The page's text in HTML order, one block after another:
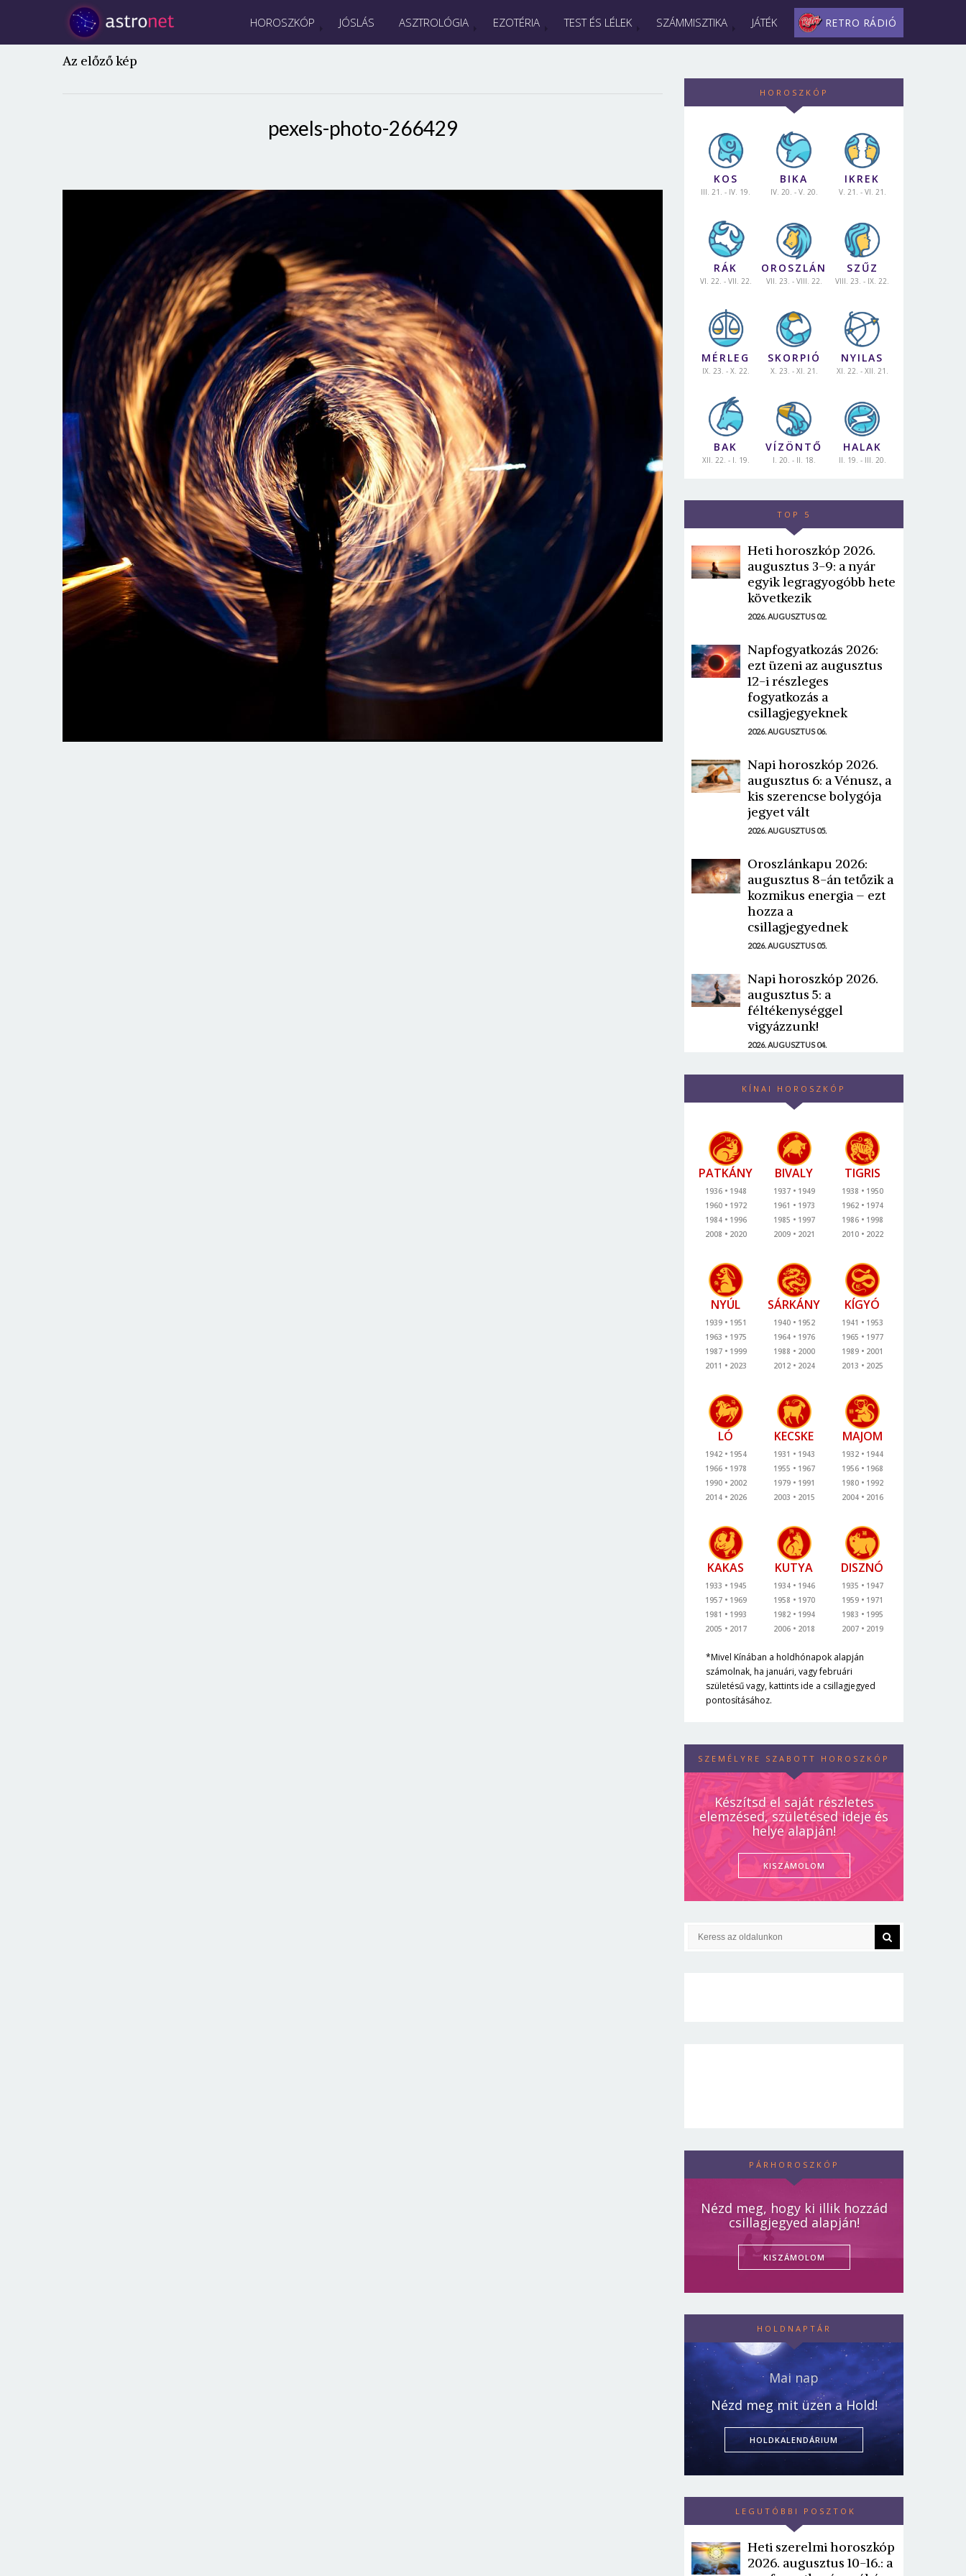
HOROSZKÓP JÓSLÁS ASZTROLÓGIA EZOTÉRIA TEST ÉS LÉLEK SZÁMMISZTIKA JÁTÉK RETRO RÁDIÓ
Az előző kép
pexels-photo-266429
HOROSZKÓP
KOS
III. 21. - IV. 19.
BIKA
IV. 20. - V. 20.
IKREK
V. 21. - VI. 21.
RÁK
VI. 22. - VII. 22.
OROSZLÁN
VII. 23. - VIII. 22.
SZŰZ
VIII. 23. - IX. 22.
MÉRLEG
IX. 23. - X. 22.
SKORPIÓ
X. 23. - XI. 21.
NYILAS
XI. 22. - XII. 21.
BAK
XII. 22. - I. 19.
VÍZÖNTŐ
I. 20. - II. 18.
HALAK
II. 19. - III. 20.
TOP 5
Heti horoszkóp 2026.
augusztus 3-9: a nyár
egyik legragyogóbb hete
következik
2026. AUGUSZTUS 02.
Napfogyatkozás 2026:
ezt üzeni az augusztus
12-i részleges
fogyatkozás a
csillagjegyeknek
2026. AUGUSZTUS 06.
Napi horoszkóp 2026.
augusztus 6: a Vénusz, a
kis szerencse bolygója
jegyet vált
2026. AUGUSZTUS 05.
Oroszlánkapu 2026:
augusztus 8-án tetőzik a
kozmikus energia – ezt
hozza a
csillagjegyednek
2026. AUGUSZTUS 05.
Napi horoszkóp 2026.
augusztus 5: a
féltékenységgel
vigyázzunk!
2026. AUGUSZTUS 04.
KÍNAI HOROSZKÓP
PATKÁNY
1936
1948
1960
1972
1984
1996
2008
2020
BIVALY
1937
1949
1961
1973
1985
1997
2009
2021
TIGRIS
1938
1950
1962
1974
1986
1998
2010
2022
NYÚL
1939
1951
1963
1975
1987
1999
2011
2023
SÁRKÁNY
1940
1952
1964
1976
1988
2000
2012
2024
KÍGYÓ
1941
1953
1965
1977
1989
2001
2013
2025
LÓ
1942
1954
1966
1978
1990
2002
2014
2026
KECSKE
1931
1943
1955
1967
1979
1991
2003
2015
MAJOM
1932
1944
1956
1968
1980
1992
2004
2016
KAKAS
1933
1945
1957
1969
1981
1993
2005
2017
KUTYA
1934
1946
1958
1970
1982
1994
2006
2018
DISZNÓ
1935
1947
1959
1971
1983
1995
2007
2019
*Mivel Kínában a holdhónapok alapján
számolnak, ha januári, vagy februári
születésű vagy, kattints ide a csillagjegyed
pontosításához.
SZEMÉLYRE SZABOTT HOROSZKÓP
Készítsd el saját részletes
elemzésed, születésed ideje és
helye alapján!
KISZÁMOLOM
PÁRHOROSZKÓP
Nézd meg, hogy ki illik hozzád
csillagjegyed alapján!
KISZÁMOLOM
HOLDNAPTÁR
Mai nap
Nézd meg mit üzen a Hold!
HOLDKALENDÁRIUM
LEGUTÓBBI POSZTOK
Heti szerelmi horoszkóp
2026. augusztus 10-16.: a